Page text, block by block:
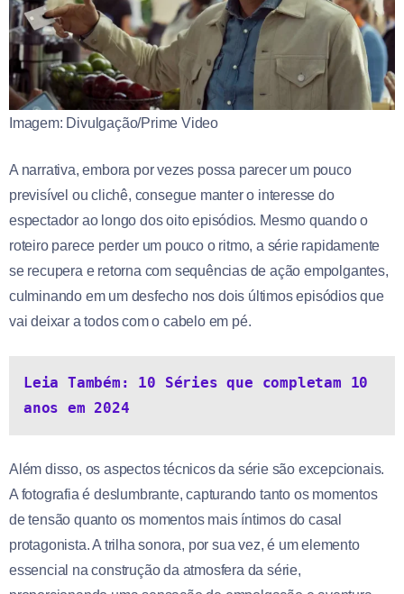
Imagem: Divulgação/Prime Video
A narrativa, embora por vezes possa parecer um pouco
previsível ou clichê, consegue manter o interesse do
espectador ao longo dos oito episódios. Mesmo quando o
roteiro parece perder um pouco o ritmo, a série rapidamente
se recupera e retorna com sequências de ação empolgantes,
culminando em um desfecho nos dois últimos episódios que
vai deixar a todos com o cabelo em pé.
Leia Também: 10 Séries que completam 10
anos em 2024
Além disso, os aspectos técnicos da série são excepcionais.
A fotografia é deslumbrante, capturando tanto os momentos
de tensão quanto os momentos mais íntimos do casal
protagonista. A trilha sonora, por sua vez, é um elemento
essencial na construção da atmosfera da série,